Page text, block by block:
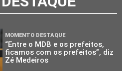
MOMENTO DESTAQUE
“Entre o MDB e os prefeitos,
ficamos com os prefeitos”, diz
Zé Medeiros